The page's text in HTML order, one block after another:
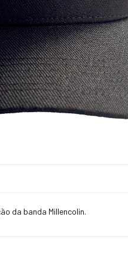
da banda Millencolin.